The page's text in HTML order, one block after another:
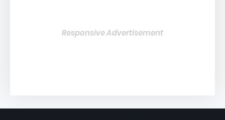
Responsive Advertisement